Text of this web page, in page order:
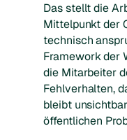
Das stellt die
Mittelpunkt der
technisch
Framework der
die Mitarbeiter
Fehlverhalten,
bleibt
öffentlichen